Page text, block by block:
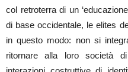
col retroterra di un
di base occidentale, le elites
in questo modo: non si
ritornare alla loro società